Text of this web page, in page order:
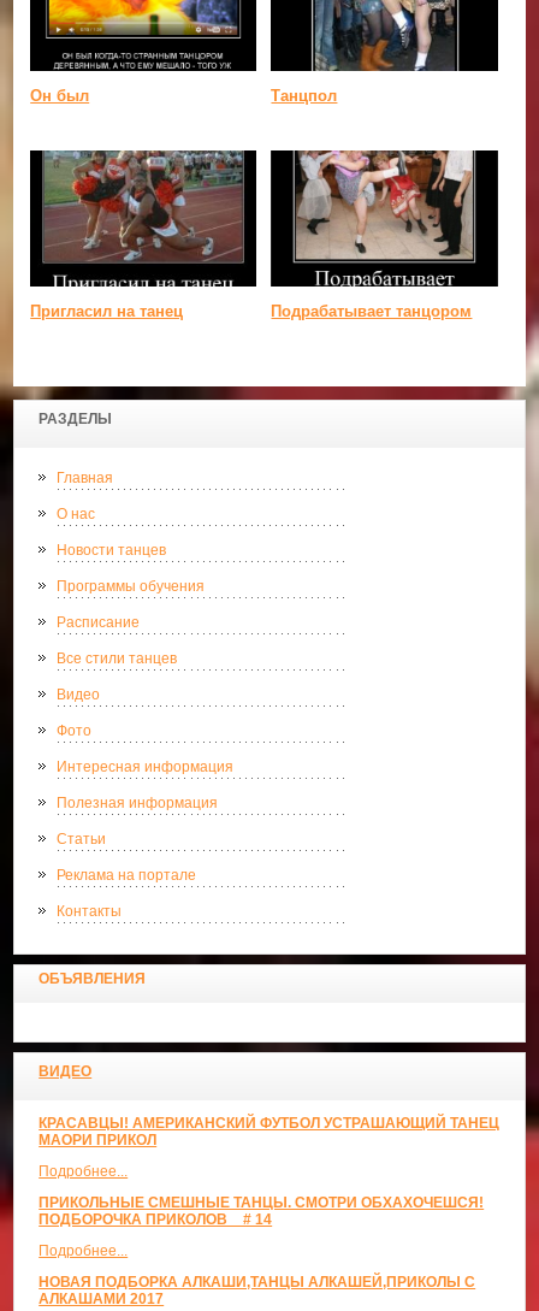
РАЗДЕЛЫ
Главная
О нас
Новости танцев
Программы обучения
Расписание
Все стили танцев
Видео
Фото
Интересная информация
Полезная информация
Статьи
Реклама на портале
Контакты
ОБЪЯВЛЕНИЯ
ВИДЕО
КРАСАВЦЫ! АМЕРИКАНСКИЙ ФУТБОЛ УСТРАШАЮЩИЙ ТАНЕЦ
МАОРИ ПРИКОЛ
Подробнее...
ПРИКОЛЬНЫЕ СМЕШНЫЕ ТАНЦЫ. СМОТРИ ОБХАХОЧЕШСЯ!
ПОДБОРОЧКА ПРИКОЛОВ _ # 14
Подробнее...
НОВАЯ ПОДБОРКА АЛКАШИ,ТАНЦЫ АЛКАШЕЙ,ПРИКОЛЫ С
АЛКАШАМИ 2017
Он был Танцпол
Пригласил на танец Подрабатывает танцором